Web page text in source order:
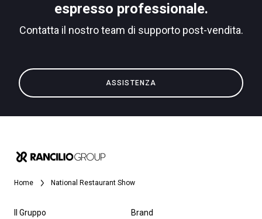
espresso professionale.
Contatta il nostro team di supporto post-vendita.
ASSISTENZA
Home National Restaurant Show
Il Gruppo
Brand
Tutti
Prodotti
News
Altro